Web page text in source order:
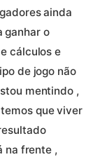
ainda
ganhar o
cálculos e
de jogo não
mentindo ,
que viver
na frente ,